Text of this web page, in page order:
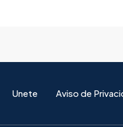
Unete Aviso de